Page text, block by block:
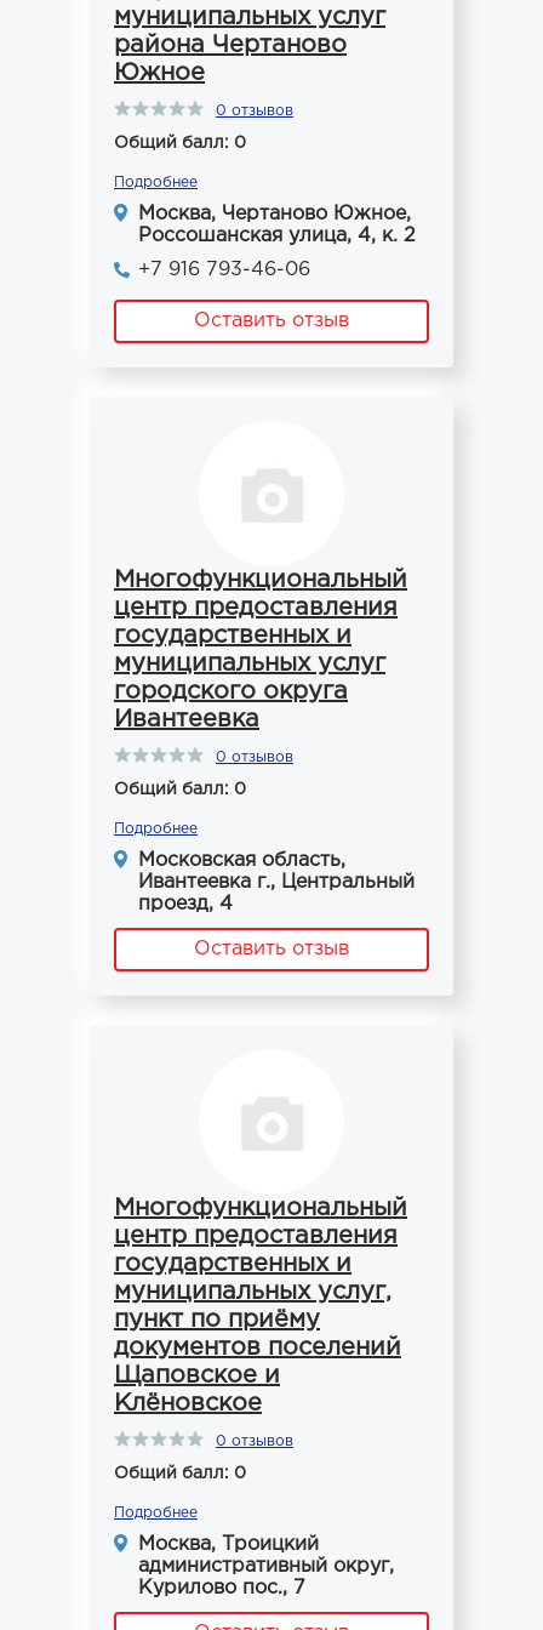
муниципальных услуг
района Чертаново
Южное
0 отзывов
Общий балл: 0
Подробнее
Москва, Чертаново Южное,
Россошанская улица, 4, к. 2
+7 916 793-46-06
Оставить отзыв
Многофункциональный
центр предоставления
государственных и
муниципальных услуг
городского округа
Ивантеевка
0 отзывов
Общий балл: 0
Подробнее
Московская область,
Ивантеевка г., Центральный
проезд, 4
Оставить отзыв
Многофункциональный
центр предоставления
государственных и
муниципальных услуг,
пункт по приёму
документов поселений
Щаповское и
Клёновское
0 отзывов
Общий балл: 0
Подробнее
Москва, Троицкий
административный округ,
Курилово пос., 7